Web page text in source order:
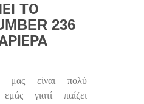
ΤΟ
236
μας είναι πολύ
γιατί παίζει